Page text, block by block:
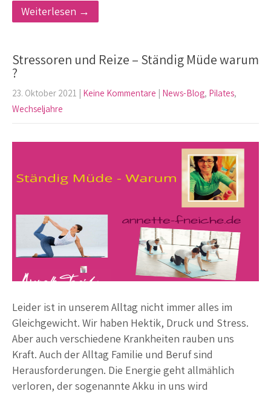
Weiterlesen →
Stressoren und Reize – Ständig Müde warum
?
23. Oktober 2021 | Keine Kommentare | News-Blog, Pilates,
Wechseljahre
Leider ist in unserem Alltag nicht immer alles im
Gleichgewicht. Wir haben Hektik, Druck und Stress.
Aber auch verschiedene Krankheiten rauben uns
Kraft. Auch der Alltag Familie und Beruf sind
Herausforderungen. Die Energie geht allmählich
verloren, der sogenannte Akku in uns wird